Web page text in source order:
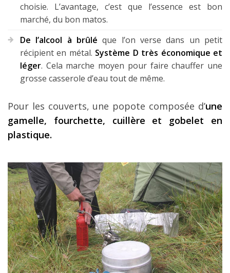
choisie. L’avantage, c’est que l’essence est bon
marché, du bon matos.
De l’alcool à brûlé que l’on verse dans un petit
récipient en métal. Système D très économique et
léger. Cela marche moyen pour faire chauffer une
grosse casserole d’eau tout de même.
Pour les couverts, une popote composée d’une
gamelle, fourchette, cuillère et gobelet en
plastique.